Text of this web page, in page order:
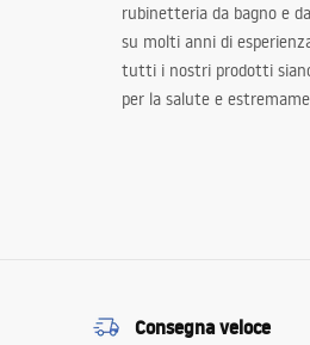
rubinetteria da bagno e
su molti anni di
tutti i nostri prodotti
per la salute e
Consegna veloce